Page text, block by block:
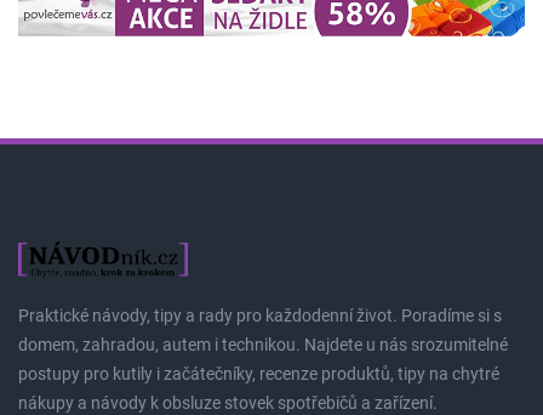
Praktické návody, tipy a rady pro každodenní život. Poradíme si s
domem, zahradou, autem i technikou. Najdete u nás srozumitelné
postupy pro kutily i začátečníky, recenze produktů, tipy na chytré
nákupy a návody k obsluze stovek spotřebičů a zařízení.